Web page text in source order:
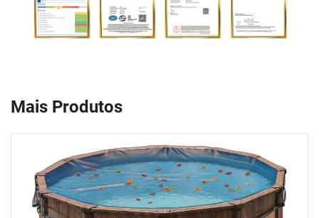
Mais Produtos